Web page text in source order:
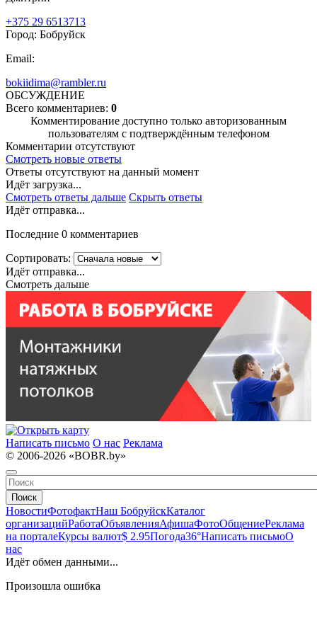
+375 29 6513713
Город: Бобруйск
Email:
bokiidima@rambler.ru
ОБСУЖДЕНИЕ
Всего комментариев: 0
Комментирование доступно только авторизованным
пользователям с подтверждённым телефоном
Комментарии отсутствуют
Смотреть новые ответы
Ответы отсутствуют на данный момент
Идёт загрузка...
Смотреть ответы дальше Скрыть ответы
Идёт отправка...
Последние 0 комментариев
Сортировать:
Идёт отправка...
Смотреть дальше
Написать письмо О нас Реклама
© 2006-2026 «BOBR.by»
Поиск
НовостиФотофактНаш БобруйскКаталог
организацийРаботаОбъявленияАфишаФотоОбщениеРеклама
на порталеКурсы валют$ 2.95Погода36°Написать письмоО
нас
Идёт обмен данными...
Произошла ошибка